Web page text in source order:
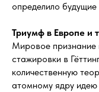
определило
Триумф в Европе и
Мировое признание
стажировки в
количественную
атомному ядру идею